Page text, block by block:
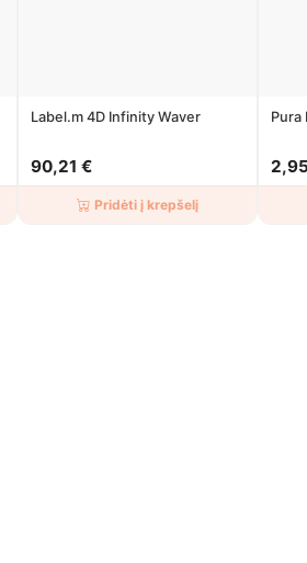
Label.m 4D Infinity Waver
90,21 €
Pridėti į krepšelį
Pura